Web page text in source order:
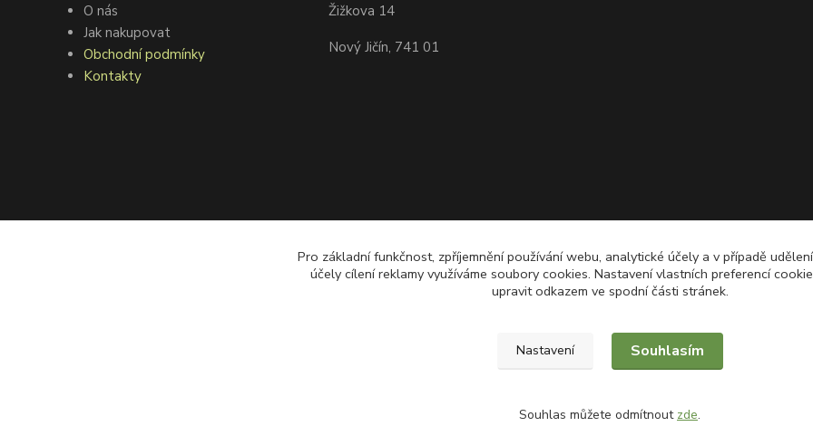
O nás
Jak nakupovat
Obchodní podmínky
Kontakty
Žižkova 14
Nový Jičín, 741 01
Pro základní funkčnost, zpříjemnění používání webu, analytické účely a v případě
účely cílení reklamy využíváme soubory cookies. Nastavení vlastních preferencí
upravit odkazem ve spodní části stránek.
Nastavení Souhlasím
Souhlas můžete odmítnout zde.